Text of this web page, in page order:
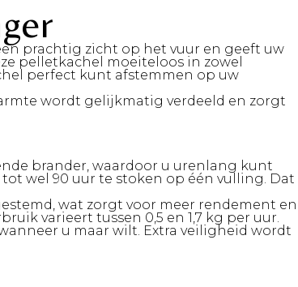
prachtig zicht op het vuur en geeft uw
pelletkachel moeiteloos in zowel
perfect kunt afstemmen op uw
wordt gelijkmatig verdeeld en zorgt
brander, waardoor u urenlang kunt
wel 90 uur te stoken op één vulling. Dat
wat zorgt voor meer rendement en
varieert tussen 0,5 en 1,7 kg per uur.
u maar wilt. Extra veiligheid wordt